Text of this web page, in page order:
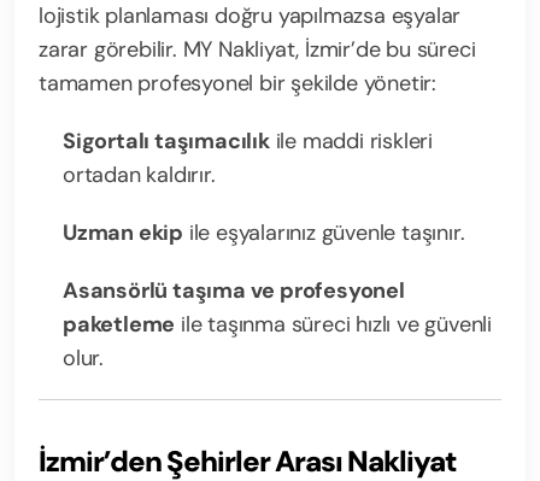
lojistik planlaması doğru yapılmazsa eşyalar
zarar görebilir. MY Nakliyat, İzmir’de bu süreci
tamamen profesyonel bir şekilde yönetir:
Sigortalı taşımacılıkile maddi riskleri
ortadan kaldırır.
Uzman ekip ile eşyalarınız güvenle taşınır.
Asansörlü taşıma ve profesyonel
paketleme ile taşınma süreci hızlı ve güvenli
olur.
İzmir’den Şehirler Arası Nakliyat